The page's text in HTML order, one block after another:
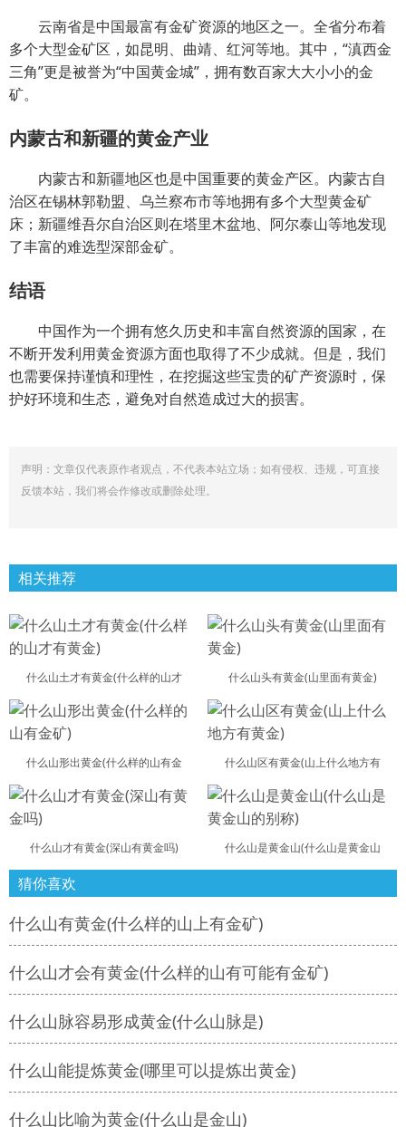
云南省是中国最富有金矿资源的地区之一。全省分布着
多个大型金矿区，如昆明、曲靖、红河等地。其中，“滇西金
三角”更是被誉为“中国黄金城”，拥有数百家大大小小的金
矿。
内蒙古和新疆的黄金产业
内蒙古和新疆地区也是中国重要的黄金产区。内蒙古自
治区在锡林郭勒盟、乌兰察布市等地拥有多个大型黄金矿
床；新疆维吾尔自治区则在塔里木盆地、阿尔泰山等地发现
了丰富的难选型深部金矿。
结语
中国作为一个拥有悠久历史和丰富自然资源的国家，在
不断开发利用黄金资源方面也取得了不少成就。但是，我们
也需要保持谨慎和理性，在挖掘这些宝贵的矿产资源时，保
护好环境和生态，避免对自然造成过大的损害。
声明：文章仅代表原作者观点，不代表本站立场；如有侵权、违规，可直接
反馈本站，我们将会作修改或删除处理。
相关推荐
什么山土才有黄金(什么样的山才 什么山头有黄金(山里面有黄金)
什么山形出黄金(什么样的山有金 什么山区有黄金(山上什么地方有
什么山才有黄金(深山有黄金吗) 什么山是黄金山(什么山是黄金山
猜你喜欢
什么山有黄金(什么样的山上有金矿)
什么山才会有黄金(什么样的山有可能有金矿)
什么山脉容易形成黄金(什么山脉是)
什么山能提炼黄金(哪里可以提炼出黄金)
什么山比喻为黄金(什么山是金山)